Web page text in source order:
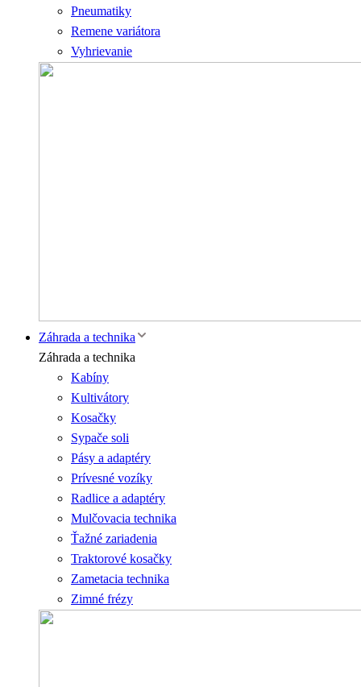
Pneumatiky
Remene variátora
Vyhrievanie
Záhrada a technika
Záhrada a technika
Kabíny
Kultivátory
Kosačky
Sypače soli
Pásy a adaptéry
Prívesné vozíky
Radlice a adaptéry
Mulčovacia technika
Ťažné zariadenia
Traktorové kosačky
Zametacia technika
Zimné frézy